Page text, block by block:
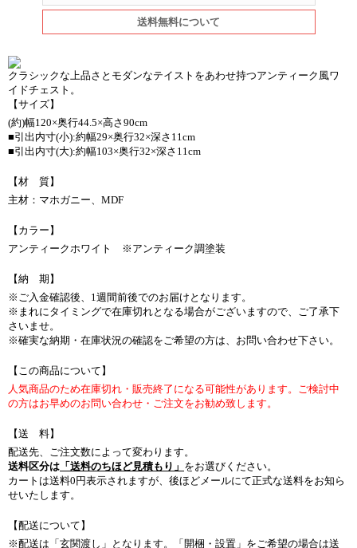
送料無料について
クラシックな上品さとモダンなテイストをあわせ持つアンティーク風ワ
イドチェスト。
【サイズ】
(約)幅120×奥行44.5×高さ90cm
■引出内寸(小):約幅29×奥行32×深さ11cm
■引出内寸(大):約幅103×奥行32×深さ11cm
【材 質】
主材：マホガニー、MDF
【カラー】
アンティークホワイト ※アンティーク調塗装
【納 期】
※ご入金確認後、1週間前後でのお届けとなります。
※まれにタイミングで在庫切れとなる場合がございますので、ご了承下
さいませ。
※確実な納期・在庫状況の確認をご希望の方は、お問い合わせ下さい。
【この商品について】
人気商品のため在庫切れ・販売終了になる可能性があります。ご検討中
の方はお早めのお問い合わせ・ご注文をお勧め致します。
【送 料】
配送先、ご注文数によって変わります。
送料区分は 「送料のちほど見積もり」 をお選びください。
カートは送料0円表示されますが、後ほどメールにて正式な送料をお知ら
せいたします。
【配送について】
※配送は「玄関渡し」となります。「開梱・設置」をご希望の場合は送